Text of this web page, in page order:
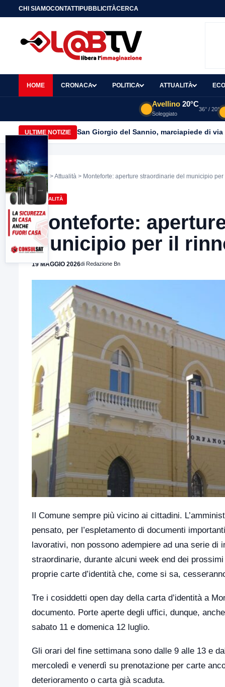
CHI SIAMOCONTATTIPUBBLICITÀCERCA
HOME CRONACA POLITICA ATTUALITÀ
Avellino 20°C
Soleggiato
36° / 20°
ULTIME NOTIZIE San Giorgio del Sannio, marciapiede di
Home >Attualità > Monteforte: aperture straordinarie del municipio per
ATTUALITÀ
Monteforte:
municipio per il
19 MAGGIO 2026di Redazione Bn
Il Comune sempre più vicino ai cittadini.
pensato, per l’espletamento di documenti
lavorativi, non possono adempiere ad una serie di
straordinarie, durante alcuni week end dei
proprie carte d’identità che, come si sa,
Tre i cosiddetti open day della carta d’identità a
documento. Porte aperte degli uffici, dunque,
sabato 11 e domenica 12 luglio.
Gli orari del fine settimana sono dalle 9 alle 13 e
mercoledì e venerdì su prenotazione per carte
deterioramento o carta già scaduta.